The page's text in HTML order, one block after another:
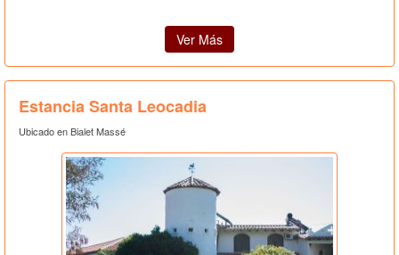
Ver Más
Estancia Santa Leocadia
Ubicado en Bialet Massé